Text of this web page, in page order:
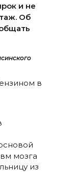
и не
Об
в
мозга
из